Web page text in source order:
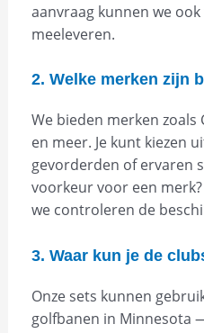
aanvraag kunnen we
meeleveren.
2. Welke merken zijn
We bieden merken zoals
en meer. Je kunt kiezen
gevorderden of ervaren
voorkeur voor een
we controleren de
3. Waar kun je de
Onze sets kunnen
golfbanen in Minnesota